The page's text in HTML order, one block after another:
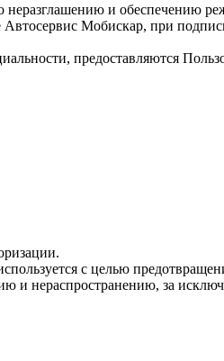
неразглашению и обеспечению
Автосервис Мобискар, при
предоставляются
с целью
нераспространению, за